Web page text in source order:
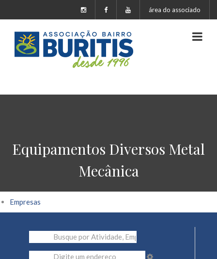
área do associado
Equipamentos Diversos Metal
Mecânica
Empresas